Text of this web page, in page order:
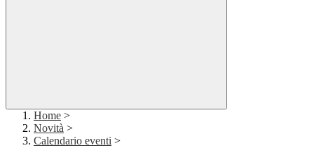
Home >
Novità >
Calendario eventi >